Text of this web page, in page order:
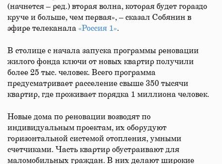
(начнется – ред.) вторая волна, которая будет гораздо
круче и больше, чем первая», – сказал Собянин в
эфире телеканала «Россия 1».
В столице с начала запуска программы реновации
жилого фонда ключи от новых квартир получили
более 25 тыс. человек. Всего программа
предусматривает расселение свыше 350 тысячи
квартир, где проживает порядка 1 миллиона человек.
Новые дома по реновации возводят по
индивидуальным проектам, их оборудуют
горизонтальной системой отопления, умными
счетчиками. Часть квартир обустраивают для
маломобильных граждан. В них делают широкие